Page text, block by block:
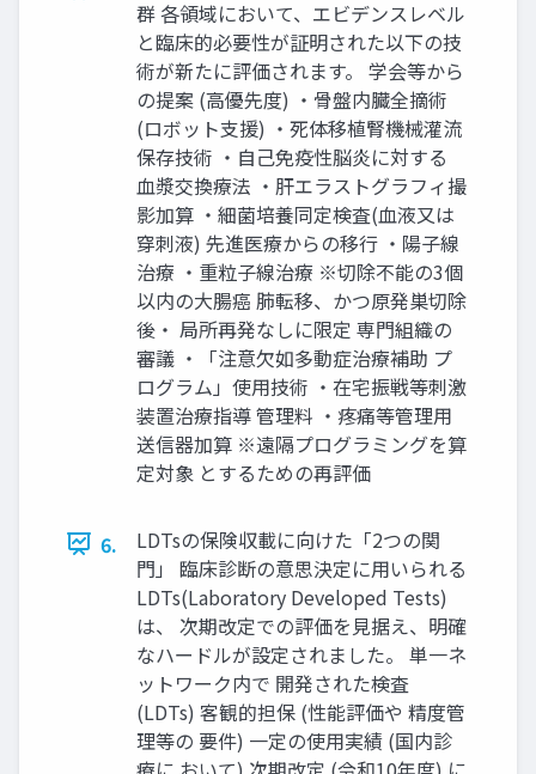
群 各領域において、エビデンスレベル
と臨床的必要性が証明された以下の技
術が新たに評価されます。 学会等から
の提案 (高優先度) ・骨盤内臓全摘術
(ロボット支援) ・死体移植腎機械灌流
保存技術 ・自己免疫性脳炎に対する
血漿交換療法 ・肝エラストグラフィ撮
影加算 ・細菌培養同定検査(血液又は
穿刺液) 先進医療からの移行 ・陽子線
治療 ・重粒子線治療 ※切除不能の3個
以内の大腸癌 肺転移、かつ原発巣切除
後・ 局所再発なしに限定 専門組織の
審議 ・「注意欠如多動症治療補助 プ
ログラム」使用技術 ・在宅振戦等刺激
装置治療指導 管理料 ・疼痛等管理用
送信器加算 ※遠隔プログラミングを算
定対象 とするための再評価
6.
LDTsの保険収載に向けた「2つの関
門」 臨床診断の意思決定に用いられる
LDTs(Laboratory Developed Tests)
は、 次期改定での評価を見据え、明確
なハードルが設定されました。 単一ネ
ットワーク内で 開発された検査
(LDTs) 客観的担保 (性能評価や 精度管
理等の 要件) 一定の使用実績 (国内診